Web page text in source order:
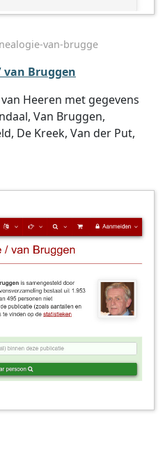
van-brugge
van Bruggen
Heeren met gegevens
Van Bruggen,
De Kreek, Van der Put,